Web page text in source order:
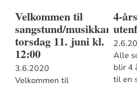
Velkommen til
sangstund/musikkandakt
torsdag 11. juni kl.
12:00
3.6.2020
Velkommen til
4-
Alle
blir 4
til en